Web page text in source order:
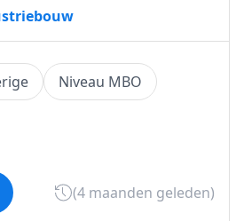
Niveau MBO
(4 maanden geleden)